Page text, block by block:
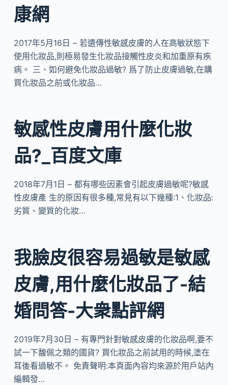
康網
2017年5月16日 – 若遺傳性敏感皮膚的人在高敏狀態下
使用化妝品,則極易發生化妝品接觸性皮炎和加重原有疾
病。 三、如何避免化妝品過敏? 爲了防止皮膚過敏,在購
買化妝品之前或化妝品…
敏感性皮膚用什麼化妝
品?_百度文庫
2018年7月1日 – 都有哪些因素會引起皮膚過敏呢?敏感
性皮膚產 生的原因有很多種,常見有以下幾種:1、化妝品:
劣質、變質的化妝…
我臉皮很容易過敏是敏感
皮膚,用什麼化妝品了-結
婚問答-大衆點評網
2019年7月30日 – 有專門針對敏感皮膚的化妝品啊,要不
試一下馥佩之類的國貨? 買化妝品之前試用的時候,塗在
耳後看過敏不。 免責聲明:本頁面內容均來源於用戶站內
編輯發…